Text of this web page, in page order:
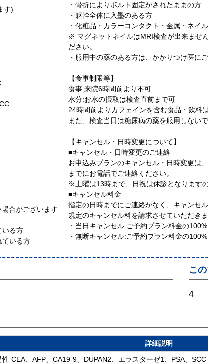
す)
合がございます
いる方
ている方
・骨折によりボルト固定がされたままの方
・躯幹全体に入墨のある方
・化粧品・カラーコンタクト・金属・ネイ
※ マグネットネイルはMRI検査が出来ませ
ださい。
・服用中の薬のある方は、かかりつけ医に
【食事制限等】
食事:来院6時間前より不可
水分:お水の摂取は検査直前まで可
24時間前よりカフェインを含む食品・飲料
また、検査当日は糖尿病の薬を服用しない
【キャンセル・日時変更について】
■キャンセル・日時変更のご連絡
お申込みプランのキャンセル・日時変更は
までにお電話でご連絡ください。
※土曜は13時まで、日祝は休診となります
■キャンセル料金
指定の日時までにご連絡がなく、キャンセ
規定のキャンセル料を請求させていただき
・当日キャンセル:ご予約プラン料金の100%
・無断キャンセル:ご予約プラン料金の100%
こ
4
詳細説明
CEA、AFP、CA19-9、DUPAN2、エラスターゼ1、PSA、